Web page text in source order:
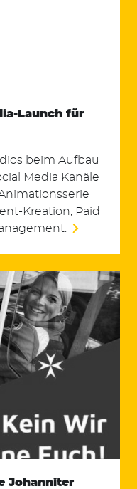
Launch für
beim Aufbau
Media Kanäle
Kreation, Paid
Johanniter